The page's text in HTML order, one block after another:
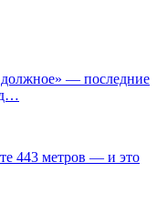
— последние
443 метров — и это